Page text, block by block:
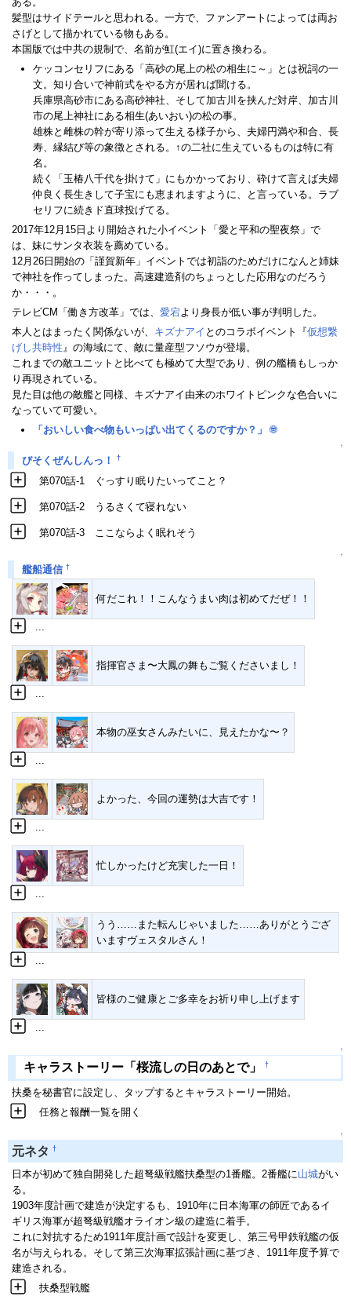
髪型はサイドテールと思われる。一方で、ファンアートによっては両お
さげとして描かれている物もある。
本国版では中共の規制で、名前が魟(エイ)に置き換わる。
ケッコンセリフにある「高砂の尾上の松の相生に～」とは祝詞の一
文。知り合いで神前式をやる方が居れば聞ける。
兵庫県高砂市にある高砂神社、そして加古川を挟んだ対岸、加古川
市の尾上神社にある相生(あいおい)の松の事。
雄株と雌株の幹が寄り添って生える様子から、夫婦円満や和合、長
寿、縁結び等の象徴とされる。↑の二社に生えているものは特に有
名。
続く「玉椿八千代を掛けて」にもかかっており、砕けて言えば夫婦
仲良く長生きして子宝にも恵まれますように、と言っている。ラブ
セリフに続きド直球投げてる。
2017年12月15日より開始された小イベント「愛と平和の聖夜祭」で
は、妹にサンタ衣装を薦めている。
12月26日開始の「謹賀新年」イベントでは初詣のためだけになんと姉妹
で神社を作ってしまった。高速建造剤のちょっとした応用なのだろう
か・・・。
テレビCM「働き方改革」では、 愛宕より身長が低い事が判明した。
本人とはまったく関係ないが、 キズナアイ とのコラボイベント『仮想繋
げし共時性 』の海域にて、敵に量産型フソウが登場。
これまでの敵ユニットと比べても極めて大型であり、例の艦橋もしっか
り再現されている。
見た目は他の敵艦と同様、キズナアイ由来のホワイトピンクな色合いに
なっていて可愛い。
「おいしい食べ物もいっぱい出てくるのですか？」
🌐
↑
びそくぜんしんっ！ †
第070話-1 ぐっすり眠りたいってこと？
第070話-2 うるさくて寝れない
第070話-3 ここならよく眠れそう
↑
艦船通信 †
何だこれ！！こんなうまい肉は初めてだぜ！！
...
指揮官さま〜大鳳の舞もご覧くださいまし！
...
本物の巫女さんみたいに、見えたかな〜？
...
よかった、今回の運勢は大吉です！
...
忙しかったけど充実した一日！
...
うう……また転んじゃいました……ありがとうござ
いますヴェスタルさん！
...
皆様のご健康とご多幸をお祈り申し上げます
...
↑
キャラストーリー「桜流しの日のあとで」 †
扶桑を秘書官に設定し、タップするとキャラストーリー開始。
任務と報酬一覧を開く
↑
元ネタ †
日本が初めて独自開発した超弩級戦艦扶桑型の1番艦。2番艦に山城がい
る。
1903年度計画で建造が決定するも、1910年に日本海軍の師匠であるイ
ギリス海軍が超弩級戦艦オライオン級の建造に着手。
これに対抗するため1911年度計画で設計を変更し、第三号甲鉄戦艦の仮
名が与えられる。そして第三次海軍拡張計画に基づき、1911年度予算で
建造される。
扶桑型戦艦